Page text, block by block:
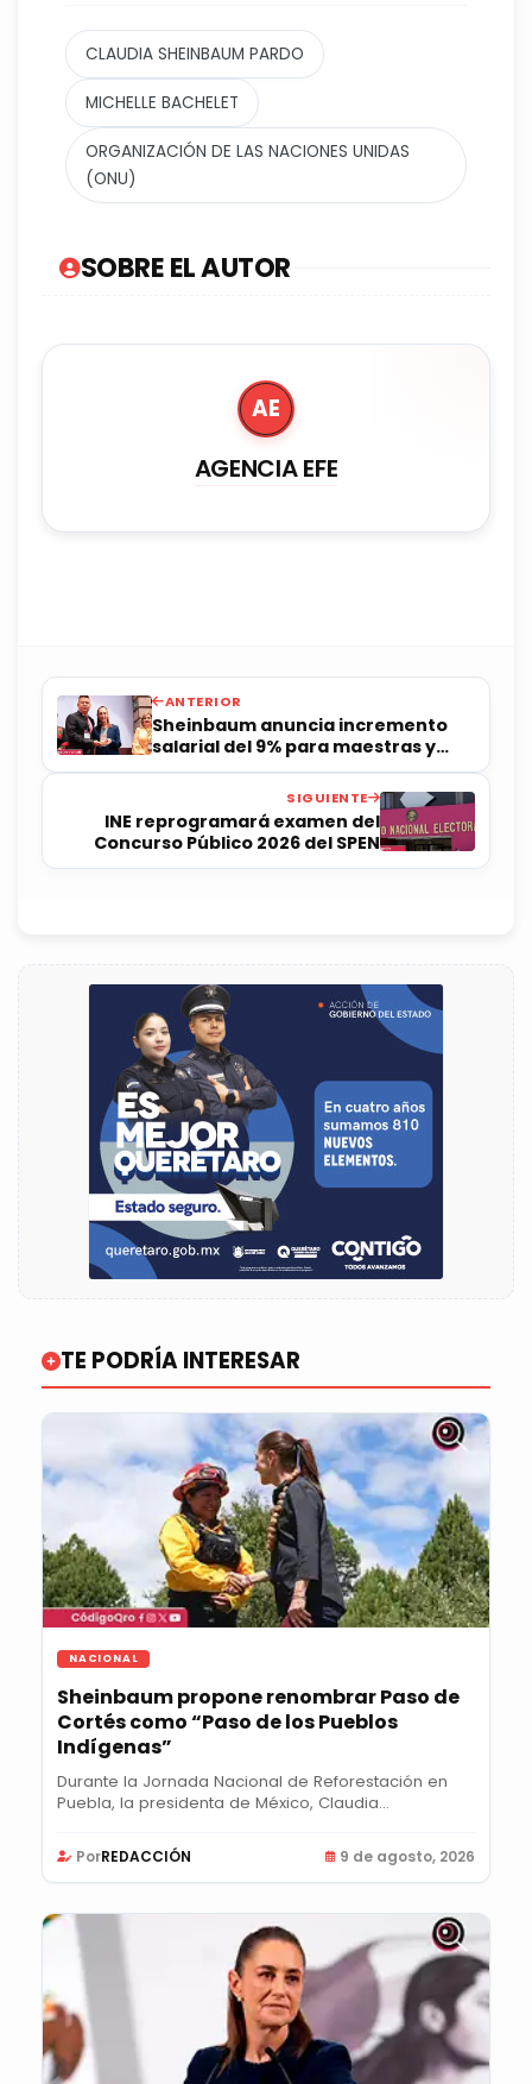
CLAUDIA SHEINBAUM PARDO
MICHELLE BACHELET
ORGANIZACIÓN DE LAS NACIONES UNIDAS
(ONU)
SOBRE EL AUTOR
AE
AGENCIA EFE
ANTERIOR
Sheinbaum anuncia incremento
salarial del 9% para maestras y
maestros
SIGUIENTE
INE reprogramará examen del
Concurso Público 2026 del SPEN
TE PODRÍA INTERESAR
NACIONAL
Sheinbaum propone renombrar Paso de
Cortés como “Paso de los Pueblos
Indígenas”
Durante la Jornada Nacional de Reforestación en
Puebla, la presidenta de México, Claudia
PorREDACCIÓN 9 de agosto, 2026